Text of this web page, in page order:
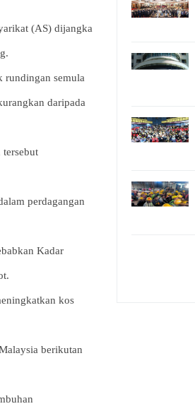
(AS) dijangka
rundingan semula
daripada
tersebut
perdagangan
Kadar
kos
berikutan